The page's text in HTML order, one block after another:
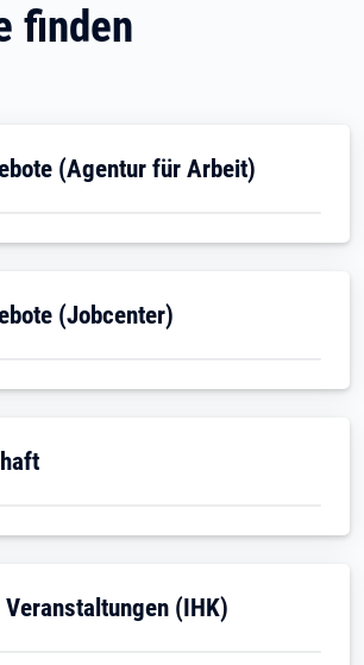
finden
Tab(Agentur für Arbeit)
Tab(Jobcenter)
Tab
Tab (IHK)